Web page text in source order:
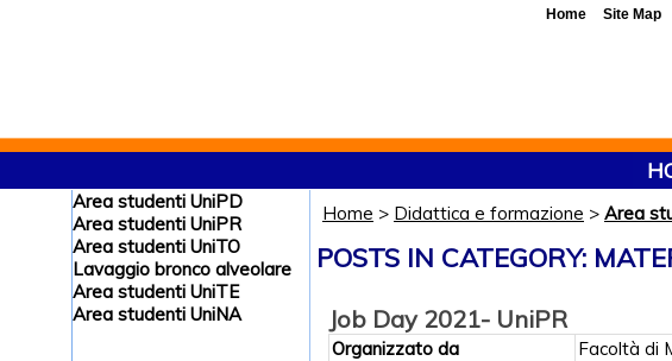
Area studenti UniPD
Area studenti UniPR
Area studenti UniTO
Lavaggio bronco alveolare
Area studenti UniTE
Area studenti UniNA
Home > Didattica e formazione > Area
POSTS IN CATEGORY:
Job Day 2021- UniPR
Organizzato da
Facoltà di
Home Site Map